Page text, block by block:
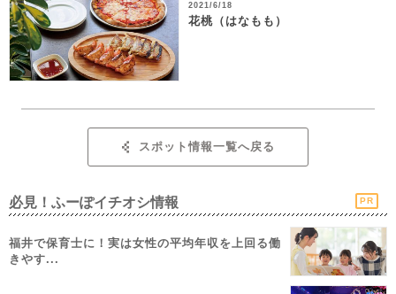
2021/6/18
花桃（はなもも）
スポット情報一覧へ戻る
必見！ふーぽイチオシ情報 PR
福井で保育士に！実は女性の平均年収を上回る働
きやす...